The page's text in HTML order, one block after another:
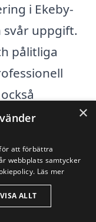
i Ekeby-
svår uppgift.
pålitliga
och
är några
på:Örebro
,Nora
×
att förbättra
webbplats samtycker
Läs mer
ALLT